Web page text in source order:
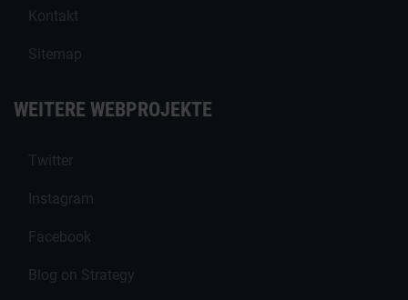
Kontakt
Sitemap
WEITERE WEBPROJEKTE
Twitter
Instagram
Facebook
Blog on Strategy